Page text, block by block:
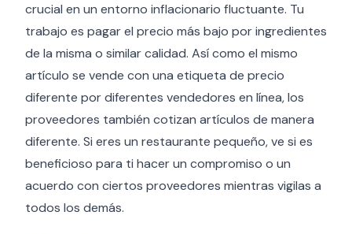
crucial en un entorno inflacionario fluctuante. Tu
trabajo es pagar el precio más bajo por ingredientes
de la misma o similar calidad. Así como el mismo
artículo se vende con una etiqueta de precio
diferente por diferentes vendedores en línea, los
proveedores también cotizan artículos de manera
diferente. Si eres un restaurante pequeño, ve si es
beneficioso para ti hacer un compromiso o un
acuerdo con ciertos proveedores mientras vigilas a
todos los demás.